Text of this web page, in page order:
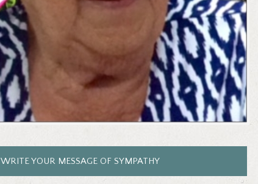
WRITE YOUR MESSAGE OF SYMPATHY